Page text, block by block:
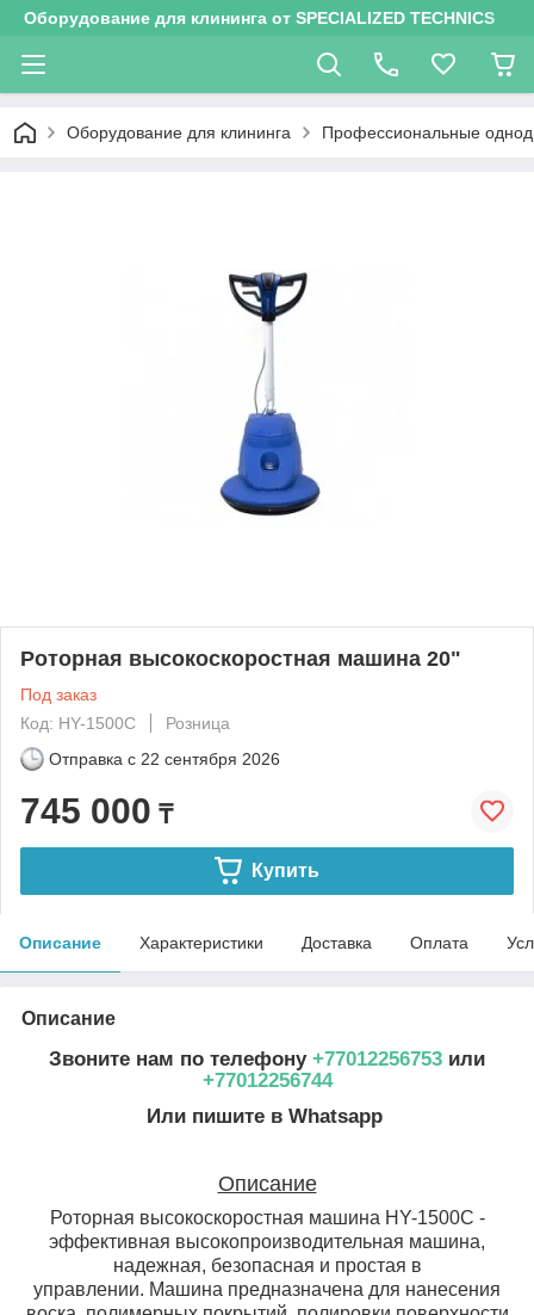
Оборудование для клининга от SPECIALIZED TECHNICS
Оборудование для клининга Профессиональные
Роторная высокоскоростная машина 20"
Под заказ
Код: HY-1500C
Розница
Отправка с 22 сентября 2026
745 000 ₸
Купить
Описание Характеристики Доставка Оплата
Описание
Звоните нам по телефону +77012256753 или
+77012256744
Или пишите в Whatsapp
Описание
Роторная высокоскоростная машина HY-1500C -
эффективная высокопроизводительная машина,
надежная, безопасная и простая в
управлении. Машина предназначена для нанесения